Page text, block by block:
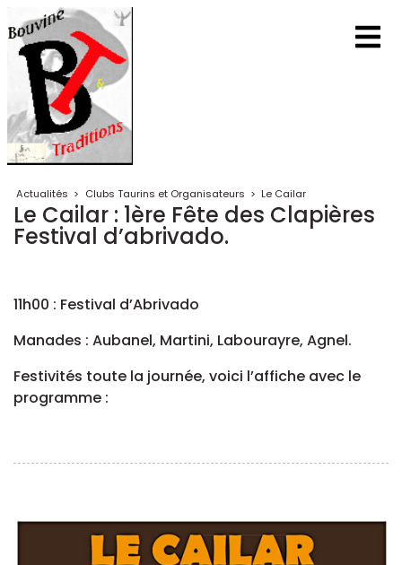
Actualités > Clubs Taurins et Organisateurs > Le Cailar
Le Cailar : 1ère Fête des Clapières
Festival d’abrivado.
11h00 : Festival d’Abrivado
Manades : Aubanel, Martini, Labourayre, Agnel.
Festivités toute la journée, voici l’affiche avec le
programme :